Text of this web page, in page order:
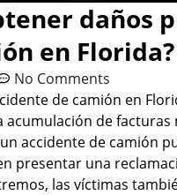
daños
en Florida?
No Comments
de camión en
acumulación de
accidente de camión
presentar una
las víctimas